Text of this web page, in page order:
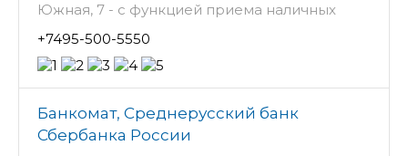
Южная, 7 - с функцией приема наличных
+7495-500-5550
Банкомат, Среднерусский банк
Сбербанка России